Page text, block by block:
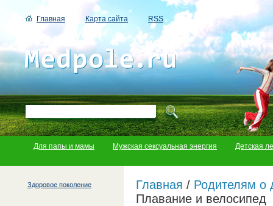
Главная Карта сайта RSS
Для папы и мамы Мужская сексуальная энергия Детская
Здоровое поколение Главная / Родителям о
Плавание и велосипед